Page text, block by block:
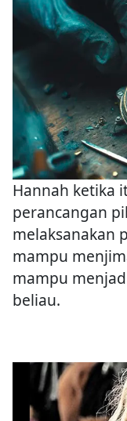
Hannah ketika
perancangan
melaksanakan
mampu
mampu
beliau.